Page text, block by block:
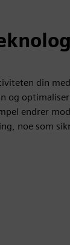
din
og
endrer
noe som